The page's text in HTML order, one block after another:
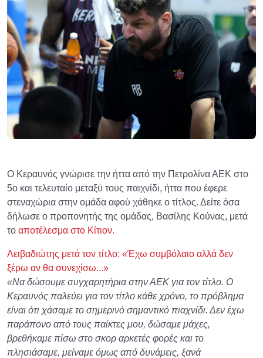
Ο Κεραυνός γνώρισε την ήττα από την Πετρολίνα ΑΕΚ στο
5ο και τελευταίο μεταξύ τους παιχνίδι, ήττα που έφερε
στεναχώρια στην ομάδα αφού χάθηκε ο τίτλος. Δείτε όσα
δήλωσε ο προπονητής της ομάδας, Βασίλης Κούνας, μετά
το αποτέλεσμα στο Κίτιον.
Λειβαδιώτης μετά τον τίτλο: «Έχω συμβόλαιο αλλά δεν
ξέρω αν θα συνεχίσω...»
«Να δώσουμε συγχαρητήρια στην ΑΕΚ για τον τίτλο. Ο
Κεραυνός παλεύει για τον τίτλο κάθε χρόνο, το πρόβλημα
είναι ότι χάσαμε το σημερινό σημαντικό πιαχνίδι. Δεν έχω
παράπονο από τους παίκτες μου, δώσαμε μάχες,
βρεθήκαμε πίσω στο σκορ αρκετές φορές και το
πλησιάσαμε, μείναμε όμως από δυνάμεις, ξανά